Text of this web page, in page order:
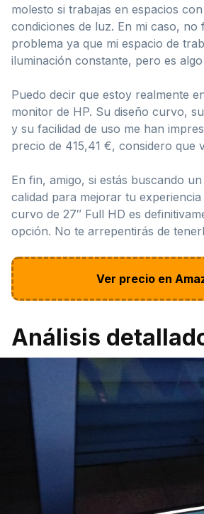
molesto si trabajas en espacios
condiciones de luz. En mi caso, no
problema ya que mi espacio de
iluminación constante, pero es
Puedo decir que estoy realmente
monitor de HP. Su diseño curvo,
y su facilidad de uso me han
precio de 415,41 €, considero que
En fin, amigo, si estás buscando
calidad para mejorar tu
curvo de 27″ Full HD es
opción. No te arrepentirás de
Ver precio en
Análisis